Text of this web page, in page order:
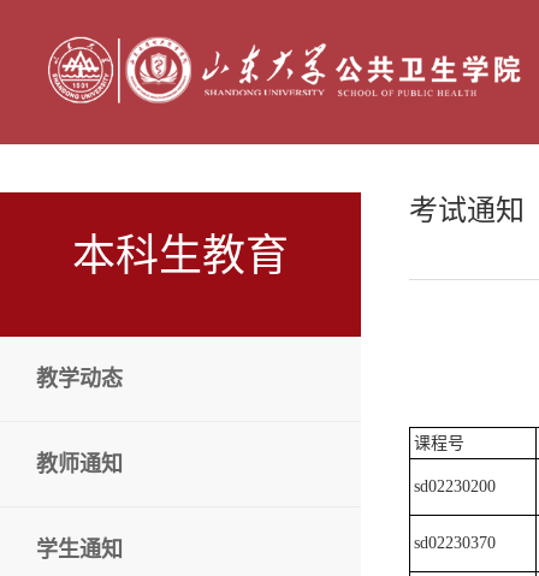
本科生教育
教学动态
教师通知
学生通知
考试通知
课程号
sd02230200
sd02230370